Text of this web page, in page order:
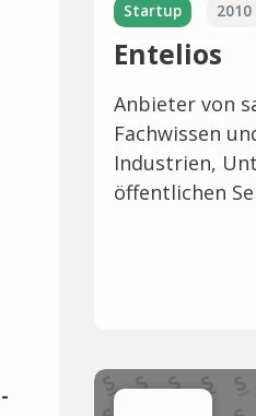
Startup 2010
Entelios
Anbieter von
Fachwissen
Industrien,
öffentlichen